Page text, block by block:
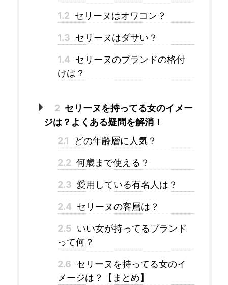
1.2 セリーヌはオワコン？
1.3 セリーヌはダサい？
1.4 セリーヌのブランドの格付
けは？
2 セリーヌを持ってる女のイメー
ジは？よくある疑問を解消！
2.1
どの年齢層に人気？
2.2 何歳まで使える？
2.3 愛用している有名人は？
2.4 セリーヌの客層は？
2.5 いい女が持ってるブランド
って何？
2.6 セリーヌを持ってる女のイ
メージは？【まとめ】